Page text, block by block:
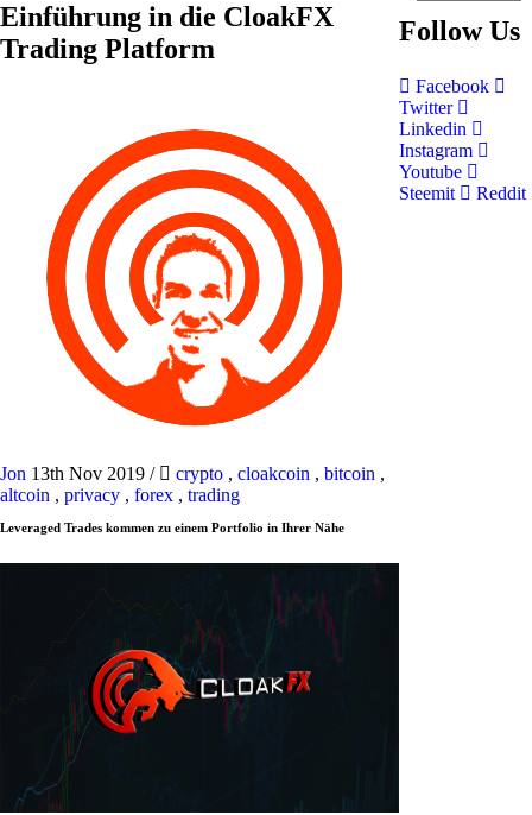
Einführung in die CloakFX
Trading Platform
Jon 13th Nov 2019 / crypto , cloakcoin , bitcoin ,
altcoin , privacy , forex , trading
Leveraged Trades kommen zu einem Portfolio in Ihrer Nähe
Follow Us
Facebook
Twitter
Linkedin
Instagram
Youtube
Steemit
Reddit